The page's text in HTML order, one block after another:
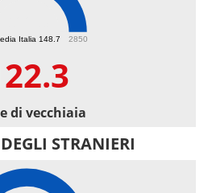
Italia 148.7 2850
di vecchiaia
STRANIERI